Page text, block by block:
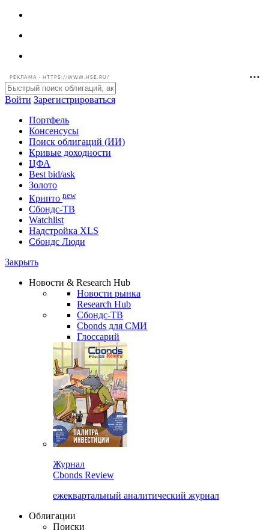
РЕКЛАМА • HTTPS://WWW.HSE.RU/
Войти Зарегистрироваться
Портфель
Консенсусы
Поиск облигаций (ИИ)
Кривые доходности
ЦФА
Best bid/ask
Золото
Крипто new
Watchlist
Сбондс Люди
Новости & Research Hub
Новости рынка
Research Hub
Сбондс-ТВ
Cbonds для СМИ
Глоссарий
Cbonds Review